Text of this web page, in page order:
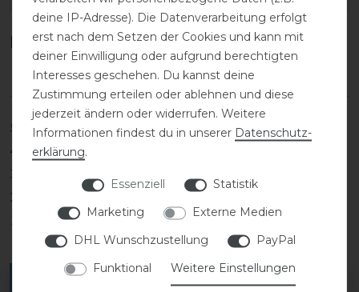
Kundenrezensionen (0)
5
0
4
3
2
1
0
Melde dich an, um eine Kundenrezension zu
deine IP-Adresse). Die Datenverarbeitung erfolgt
erst nach dem Setzen der Cookies und kann mit
deiner Einwilligung oder aufgrund berechtigten
Interesses geschehen. Du kannst deine
Zustimmung erteilen oder ablehnen und diese
jederzeit ändern oder widerrufen. Weitere
Informationen findest du in unserer Daten­schutz­
erklärung.
Essenziell
Statistik
Marketing
Externe Medien
DHL Wunschzustellung
PayPal
Funktional
Weitere Einstellungen